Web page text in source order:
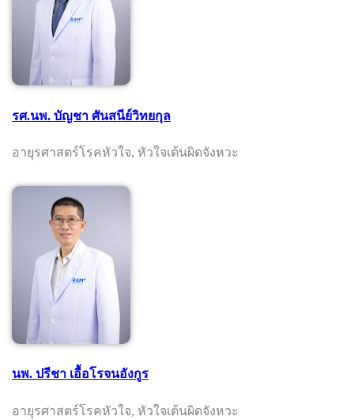
รศ.นพ. บัญชา ศันสนีย์วิทยกุล
อายุรศาสตร์โรคหัวใจ, หัวใจเต้นผิดจังหวะ
นพ. ปรีชา เอื้อโรจนอังกูร
อายุรศาสตร์โรคหัวใจ, หัวใจเต้นผิดจังหวะ